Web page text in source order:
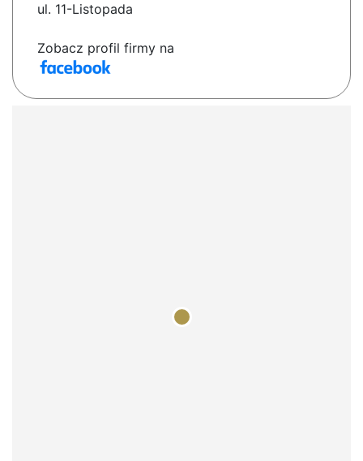
ul. 11-Listopada
Zobacz profil firmy na